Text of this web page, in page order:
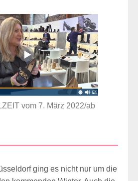
vom 7. März 2022/ab
ging es nicht nur um die